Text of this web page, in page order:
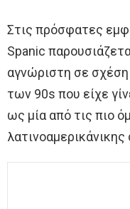
Στις πρόσφατες
Spanic
αγνώριστη σε σχέση
των 90s που είχε
ως μία από τις πιο